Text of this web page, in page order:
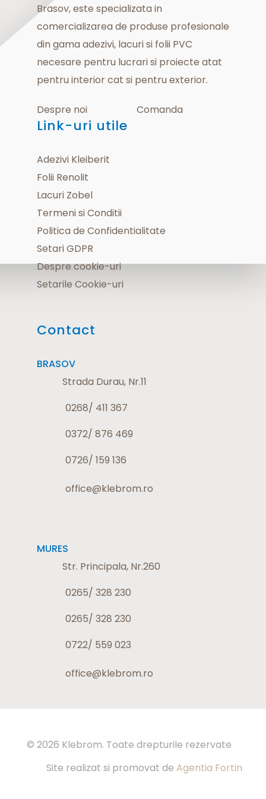
Brasov, este specializata in
comercializarea de produse profesionale
din gama adezivi, lacuri si folii PVC
necesare pentru lucrari si proiecte atat
pentru interior cat si pentru exterior.
Despre noi Comanda
Link-uri utile
Adezivi Kleiberit
Folii Renolit
Lacuri Zobel
Termeni si Conditii
Politica de Confidentialitate
Setari GDPR
Despre cookie-uri
Setarile Cookie-uri
Contact
BRASOV
Strada Durau, Nr.11
0268/ 411 367
0372/ 876 469
0726/ 159 136
office@klebrom.ro
MURES
Str. Principala, Nr.260
0265/ 328 230
0265/ 328 230
0722/ 559 023
office@klebrom.ro
© 2026 Klebrom. Toate drepturile rezervate
Site realizat si promovat deAgentia Fortin